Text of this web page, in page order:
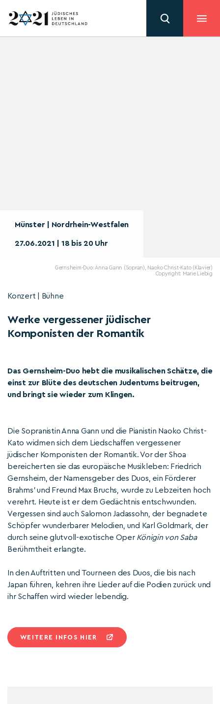
Münster | Nordrhein-Westfalen
27.06.2021 | 18 bis 20 Uhr
Gernsheim-Duo: Anna Gann (Sopran), Naoko Christ-Kato (Klavier)
Copyright: Marie Liebig
Konzert | Bühne
Werke vergessener jüdischer
Komponisten der Romantik
Das Gernsheim-Duo hebt die musikalischen Schätze, die
einst zur Blüte des deutschen Judentums beitrugen,
und bringt sie wieder zum Klingen.
Die Sopranistin Anna Gann und die Pianistin Naoko Christ-
Kato widmen sich dem Liedschaffen vergessener
jüdischer Komponisten der Romantik. Vor der Shoa
bereicherten sie das europäische Musikleben: Friedrich
Gernsheim, der Namensgeber des Duos, ein Förderer
Brahms’ und Freund Max Bruchs, wurde zu Lebzeiten hoch
verehrt. Heute ist er dem Gedächtnis entschwunden.
Vergessen sind auch Salomon Jadassohn, der begnadete
Schöpfer wunderbarer Melodien, und Karl Goldmark, der
durch seine glutvoll-exotische Oper Königin von Saba
Berühmtheit erlangte.
In den Auftritten und Tourneen des Duos, die bis nach
Japan führen, kehren ihre Lieder auf die Podien zurück und
ihr Schaffen wird wieder lebendig.
WEITERE INFOS HIER